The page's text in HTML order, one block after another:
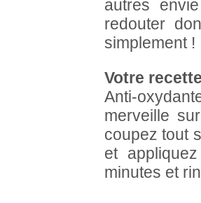
autres
redouter
simplement !
Votre
Anti-
merveille
coupez tout
et
minutes et